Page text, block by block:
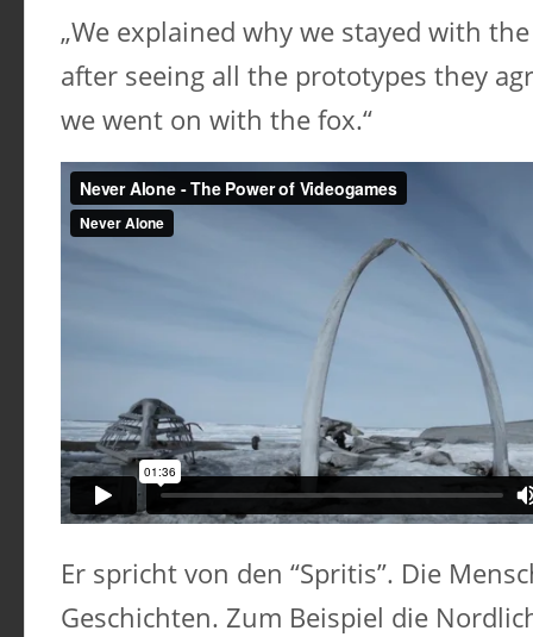
„We explained why we stayed with
after seeing all the prototypes they
we went on with the fox.“
Er spricht von den “Spritis”. Die
Geschichten. Zum Beispiel die